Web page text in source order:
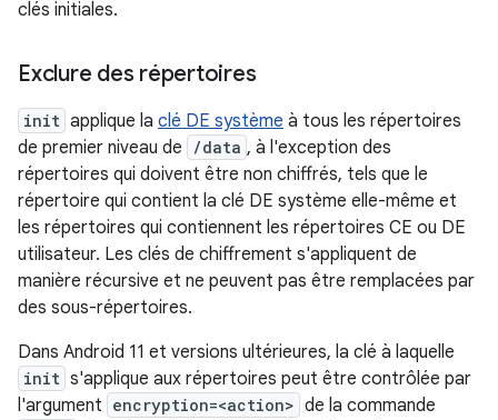
clés initiales.
Exclure des répertoires
init applique la clé DE système à tous les répertoires
de premier niveau de
/data , à l'exception des
répertoires qui doivent être non chiffrés, tels que le
répertoire qui contient la clé DE système elle-même et
les répertoires qui contiennent les répertoires CE ou DE
utilisateur. Les clés de chiffrement s'appliquent de
manière récursive et ne peuvent pas être remplacées par
des sous-répertoires.
Dans Android 11 et versions ultérieures, la clé à laquelle
init s'applique aux répertoires peut être contrôlée par
l'argument encryption=<action> de la commande